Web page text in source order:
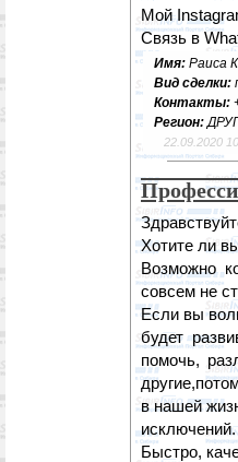
Мой
Связь в
Имя: Раиса
Вид сделки:
Контакты:
Регион:
22.09.2020
Хотите ли
Возможно
совсем не
Если вы
будет
помочь,
в нашей
исключений.
Быстро,